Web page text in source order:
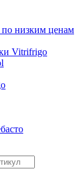
низким ценам
Vitrifrigo